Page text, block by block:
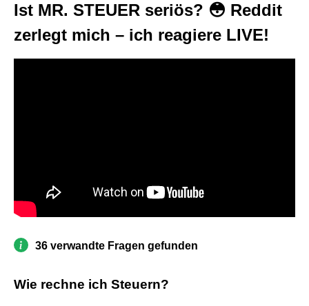
Ist MR. STEUER seriös? 😳 Reddit
zerlegt mich – ich reagiere LIVE!
36 verwandte Fragen gefunden
Wie rechne ich Steuern?